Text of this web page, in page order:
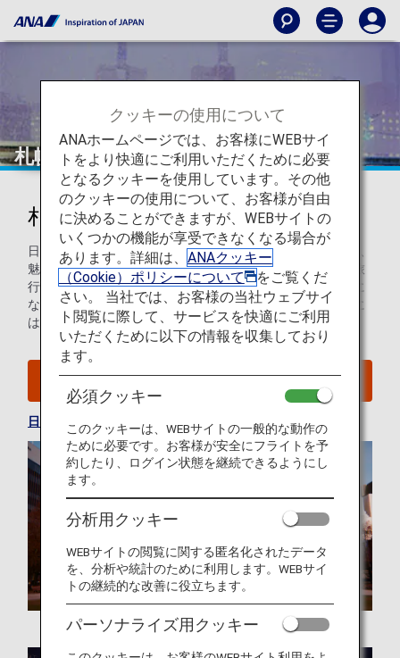
札幌
札幌を知ろう
日本で5番目に大きい都市、札幌には、活気あふれる飲食街、
魅惑のナイトライフ、充実したショッピングエリアなど、旅
行者が日本の都市に求めるすべてを備えています。寒い冬に
なると幻想的な街並みへと変貌し、有名な雪まつりの時期に
は、札幌の人口が倍増するとも言われています。
札幌へのフライトを探す
日本の便利情報を参照してください。
クッキーの使用について
ANAホームページでは、お客様にWEBサイ
トをより快適にご利用いただくために必要
となるクッキーを使用しています。その他
のクッキーの使用について、お客様が自由
に決めることができますが、WEBサイトの
いくつかの機能が享受できなくなる場合が
あります。詳細は、 ANAクッキー
（Cookie）ポリシーについて
をご覧くだ
さい。 当社では、お客様の当社ウェブサイ
ト閲覧に際して、サービスを快適にご利用
いただくために以下の情報を収集しており
ます。
必須クッキー
このクッキーは、WEBサイトの一般的な動作の
ために必要です。お客様が安全にフライトを予
約したり、ログイン状態を継続できるようにし
ます。
分析用クッキー
WEBサイトの閲覧に関する匿名化されたデータ
を、分析や統計のために利用します。WEBサイ
トの継続的な改善に役立ちます。
パーソナライズ用クッキー